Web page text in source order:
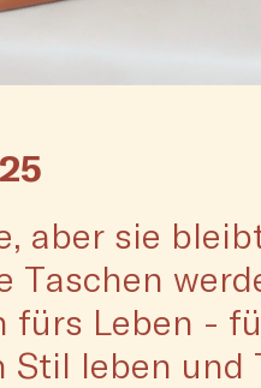
aber sie
Taschen
fürs Leben -
Stil leben und